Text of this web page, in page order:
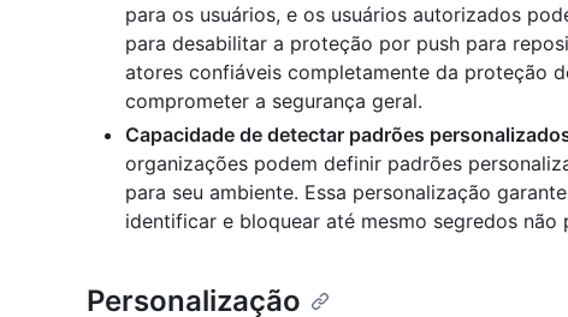
para os usuários, e os usuários autorizados
para desabilitar a proteção por push para
atores confiáveis completamente da proteção
comprometer a segurança geral.
Capacidade de detectar padrões
organizações podem definir padrões
para seu ambiente. Essa personalização
identificar e bloquear até mesmo segredos não
Personalização